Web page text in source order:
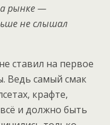
рынке —
не слышал
ставил на первое
Ведь самый смак
крафте,
и должно быть